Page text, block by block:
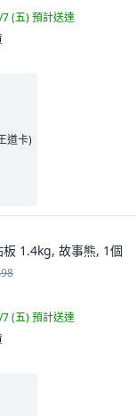
7 (五)預計送達
道卡)
1.4kg, 故事熊, 1個
7 (五)預計送達